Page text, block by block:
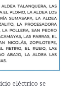
eléctrico se